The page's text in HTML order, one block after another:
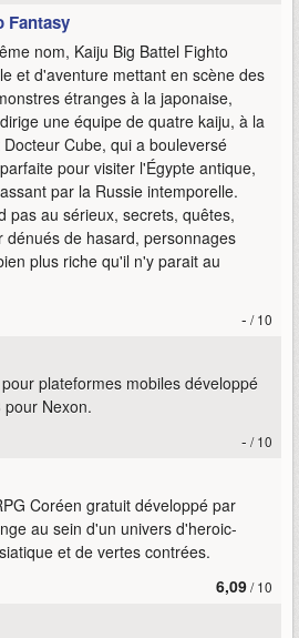
Fantasy
nom, Kaiju Big Battel Fighto
et d'aventure mettant en scène des
étranges à la japonaise,
une équipe de quatre kaiju, à la
Cube, qui a bouleversé
pour visiter l'Égypte antique,
par la Russie intemporelle.
pas au sérieux, secrets, quêtes,
de hasard, personnages
plus riche qu'il n'y parait au
- / 10
plateformes mobiles développé
Nexon.
- / 10
Coréen gratuit développé par
au sein d'un univers d'heroic-
et de vertes contrées.
6,09/ 10